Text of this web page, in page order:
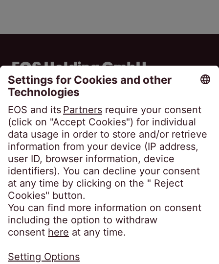
EOS Holding GmbH
Steindamm 71
20099 Hamburg
Germany
crossborder@eos-solutions.com